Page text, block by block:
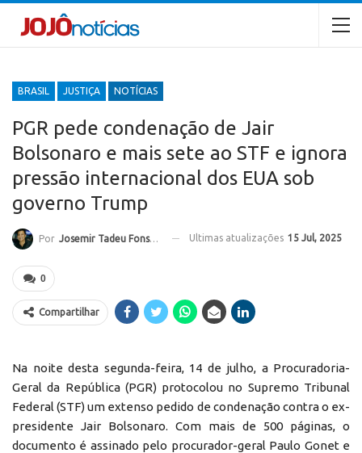
BRASIL JUSTIÇA NOTÍCIAS
PGR pede condenação de Jair
Bolsonaro e mais sete ao STF e ignora
pressão internacional dos EUA sob
governo Trump
Por Josemir Tadeu Fonseca Ultimas atualizações 15 Jul, 2025
0
Compartilhar
Na noite desta segunda-feira, 14 de julho, a Procuradoria-
Geral da República (PGR) protocolou no Supremo Tribunal
Federal (STF) um extenso pedido de condenação contra o ex-
presidente Jair Bolsonaro. Com mais de 500 páginas, o
documento é assinado pelo procurador-geral Paulo Gonet e